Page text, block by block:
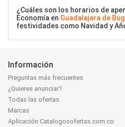
¿Cuáles son los horarios de
Economía en Guadalajara de
festividades como Navidad y
Información
Preguntas más frecuentes
¿Quieres anunciar?
Todas las ofertas
Marcas
Aplicación Catalogosofertas.com.co